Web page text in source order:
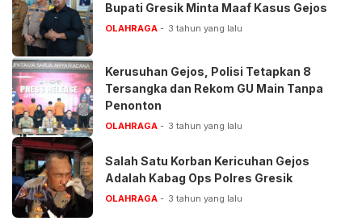
Bupati Gresik Minta Maaf Kasus Gejos
OLAHRAGA 3 tahun yang lalu
Kerusuhan Gejos, Polisi Tetapkan 8
Tersangka dan Rekom GU Main Tanpa
Penonton
OLAHRAGA 3 tahun yang lalu
Salah Satu Korban Kericuhan Gejos
Adalah Kabag Ops Polres Gresik
OLAHRAGA 3 tahun yang lalu